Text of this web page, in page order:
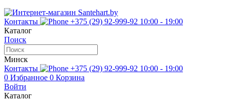
Контакты +375 (29) 92-999-92 10:00 - 19:00
Каталог
Поиск
Минск
Контакты
+375 (29) 92-999-92 10:00 - 19:00
0 Избранное 0 Корзина
Войти
Каталог